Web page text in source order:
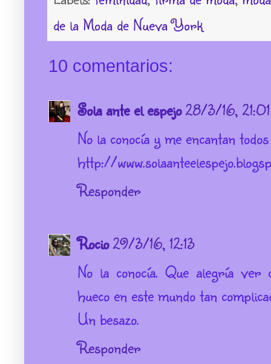
de la Moda de Nueva York
10 comentarios:
Sola ante el espejo28/3/16, 21:01
No la conocía y me encantan
http://
Responder
Rocio29/3/16, 12:13
No la conocía. Que alegría ver
hueco en este mundo tan
Un besazo.
Responder